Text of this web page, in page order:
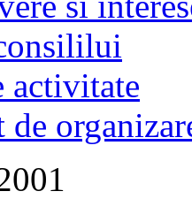
activitate
de